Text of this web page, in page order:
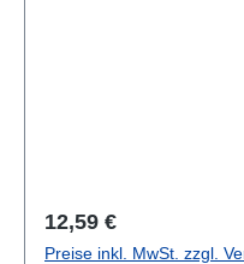
Regulärer Preis:
12,59 €
Preise inkl. MwSt. zzgl.